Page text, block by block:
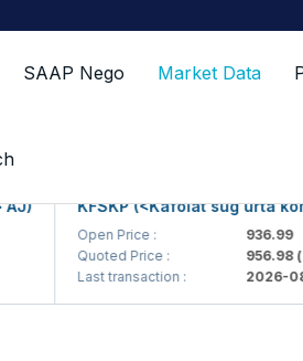
SAAP Nego Market Data
KFSKP (<Kafolat sug'urta
Open Price :
936.99
Quoted Price :
956.98( —
Last transaction :
2026-08-